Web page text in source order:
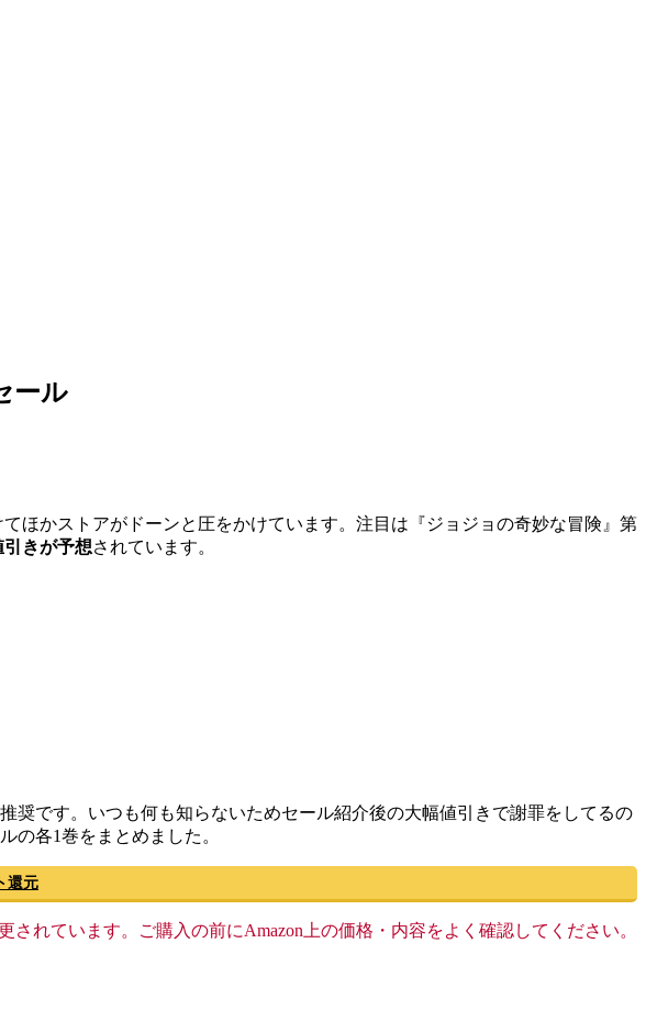
ール
ほかストアがドーンと圧をかけています。注目は『ジョジョの奇妙な冒険』第
きが予想されています。
奨です。いつも何も知らないためセール紹介後の大幅値引きで謝罪をしてるの
の各1巻をまとめました。
還元
れています。ご購入の前にAmazon上の価格・内容をよく確認してください。